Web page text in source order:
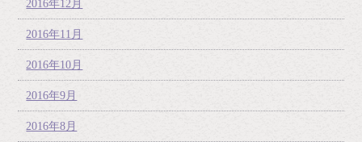
2016年12月
2016年11月
2016年10月
2016年9月
2016年8月